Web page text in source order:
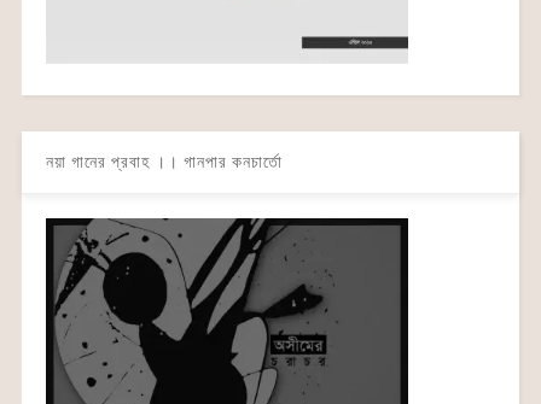
নয়া গানের প্রবাহ ।। গানপার কনচার্তো